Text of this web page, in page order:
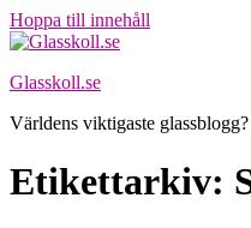
Hoppa till innehåll
Glasskoll.se
Världens viktigaste glassblogg?
Etikettarkiv: